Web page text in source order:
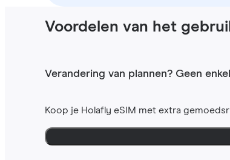
Voordelen van het
Verandering van plannen? Geen
Koop je Holafly eSIM met extra